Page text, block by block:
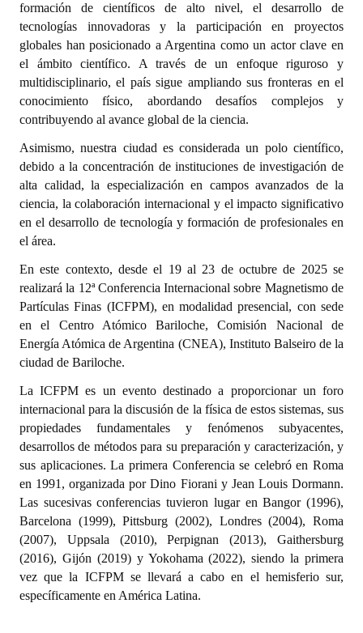
Declaraciones
Resoluciones
Resoluciones de Presidencia
INSTITUCIONAL
Antiguos Pobladores
Noticias Destacadas
Registros y Distinciones
Premio al Mérito - Registro
Audiencias Públicas - Registro
Mujeres que Dejaron Huellas - Registro
Periodistas Decanos - Registro
Ciudadano Ilustre - Registro
Banca del Vecino - Registro
Huéspedes de Honor - Registro
Antiguos Pobladores - Registro
Reconocimientos - Registro
Bariloche, Municipio intercultural
formación de científicos de alto nivel, el desarrollo de
tecnologías innovadoras y la participación en proyectos
globales han posicionado a Argentina como un actor clave en
el ámbito científico. A través de un enfoque riguroso y
multidisciplinario, el país sigue ampliando sus fronteras en el
conocimiento físico, abordando desafíos complejos y
contribuyendo al avance global de la ciencia.
Asimismo, nuestra ciudad es considerada un polo científico,
debido a la concentración de instituciones de investigación de
alta calidad, la especialización en campos avanzados de la
ciencia, la colaboración internacional y el impacto significativo
en el desarrollo de tecnología y formación de profesionales en
el área.
En este contexto, desde el 19 al 23 de octubre de 2025 se
realizará la 12ª Conferencia Internacional sobre Magnetismo de
Partículas Finas (ICFPM), en modalidad presencial, con sede
en el Centro Atómico Bariloche, Comisión Nacional de
Energía Atómica de Argentina (CNEA), Instituto Balseiro de la
ciudad de Bariloche.
La ICFPM es un evento destinado a proporcionar un foro
internacional para la discusión de la física de estos sistemas, sus
propiedades fundamentales y fenómenos subyacentes,
desarrollos de métodos para su preparación y caracterización, y
sus aplicaciones. La primera Conferencia se celebró en Roma
en 1991, organizada por Dino Fiorani y Jean Louis Dormann.
Las sucesivas conferencias tuvieron lugar en Bangor (1996),
Barcelona (1999), Pittsburg (2002), Londres (2004), Roma
(2007), Uppsala (2010), Perpignan (2013), Gaithersburg
(2016), Gijón (2019) y Yokohama (2022), siendo la primera
vez que la ICFPM se llevará a cabo en el hemisferio sur,
específicamente en América Latina.